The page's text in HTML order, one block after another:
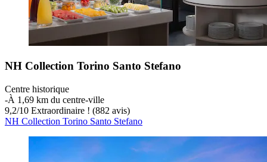
NH Collection Torino Santo Stefano
Centre historique
‐À 1,69 km du centre-ville
9,2/10 Extraordinaire ! (882 avis)
NH Collection Torino Santo Stefano